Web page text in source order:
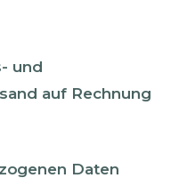
und
auf Rechnung
Daten